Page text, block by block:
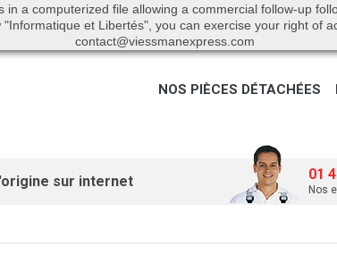
NOS PIÈCES DÉTACHÉES
sur internet 01
Nos
a computerized file allowing a commercial follow-up
et Libertés", you can exercise your right of
contact@viessmanexpress.com